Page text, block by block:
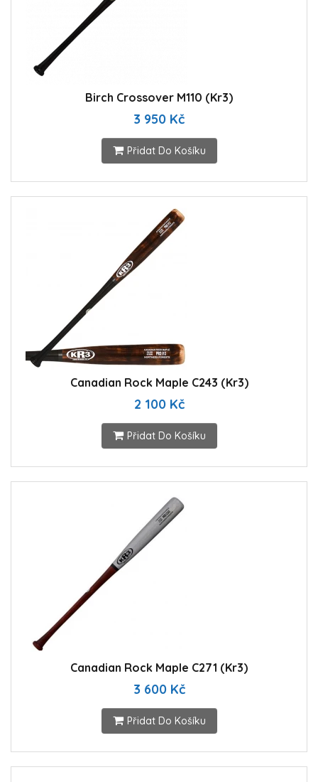
Birch Crossover M110 (Kr3)
3 950 Kč
Přidat Do Košíku
Canadian Rock Maple C243 (Kr3)
2 100 Kč
Přidat Do Košíku
Canadian Rock Maple C271 (Kr3)
3 600 Kč
Přidat Do Košíku